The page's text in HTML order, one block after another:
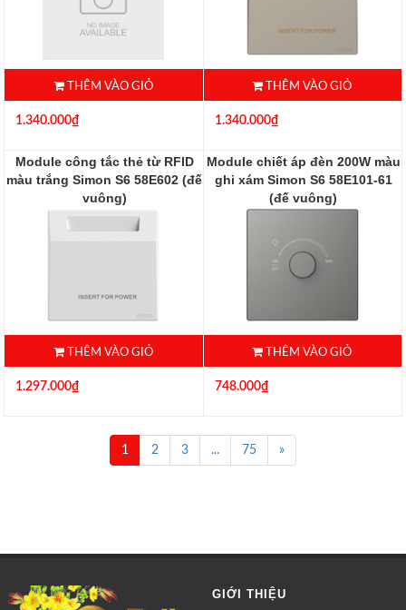
THÊM VÀO GIỎ
1.340.000₫
THÊM VÀO GIỎ
1.340.000₫
Module công tắc thẻ từ RFID
màu trắng Simon S6 58E602 (đế
vuông)
THÊM VÀO GIỎ
1.297.000₫
Module chiết áp đèn 200W màu
ghi xám Simon S6 58E101-61
(đế vuông)
THÊM VÀO GIỎ
748.000₫
1 2 3 ... 75 »
GIỚI THIỆU